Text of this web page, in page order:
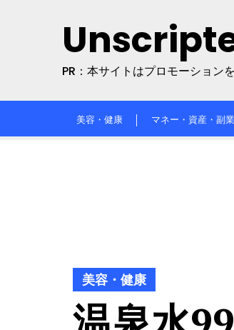
PR：本サイトはプロモーション
美容・健康 マネー・資産・副業
美容・健康